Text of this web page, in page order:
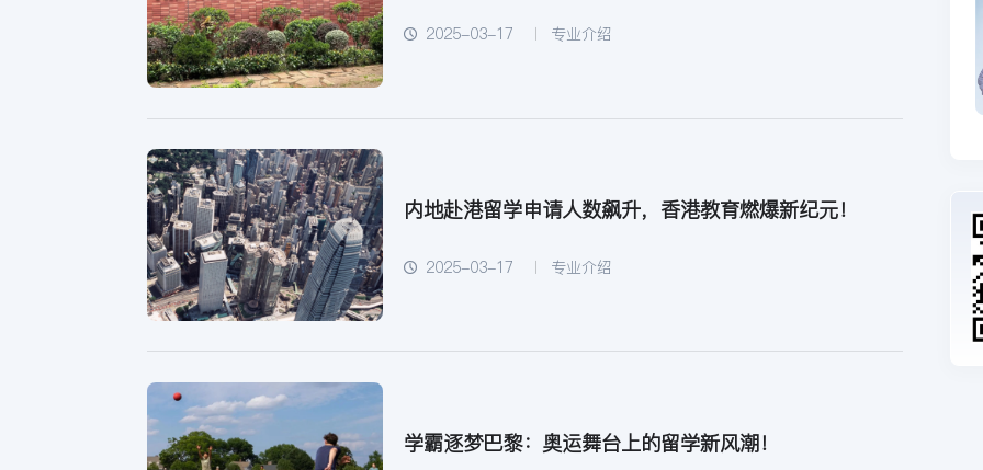
2025-03-17 专业介绍
内地赴港留学申请人数飙升，香港教育燃爆新纪元！
2025-03-17 专业介绍
学霸逐梦巴黎：奥运舞台上的留学新风潮！